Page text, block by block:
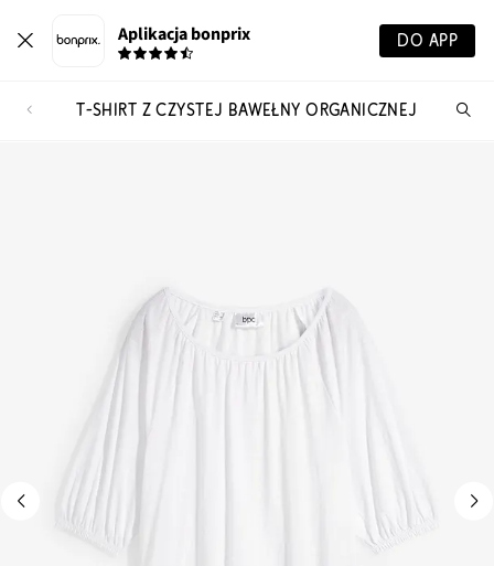
Aplikacja bonprix DO APP
T-SHIRT Z CZYSTEJ BAWEŁNY ORGANICZNEJ